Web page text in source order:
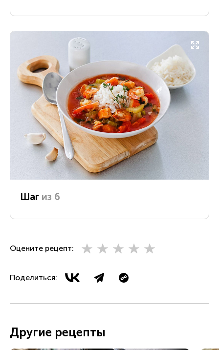
Шаг из 6
Оцените рецепт:
Поделиться:
Другие рецепты